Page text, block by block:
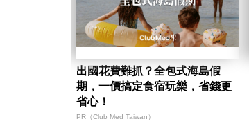
出國花費難抓？全包式海島假
期，一價搞定食宿玩樂，省錢更
省心！
PR（Club Med Taiwan）